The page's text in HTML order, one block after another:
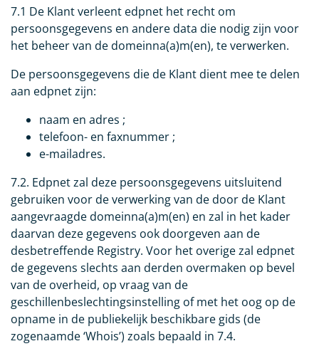
7.1 De Klant verleent edpnet het recht om
persoonsgegevens en andere data die nodig zijn voor
het beheer van de domeinna(a)m(en), te verwerken.
De persoonsgegevens die de Klant dient mee te delen
aan edpnet zijn:
naam en adres ;
telefoon- en faxnummer ;
e-mailadres.
7.2. Edpnet zal deze persoonsgegevens uitsluitend
gebruiken voor de verwerking van de door de Klant
aangevraagde domeinna(a)m(en) en zal in het kader
daarvan deze gegevens ook doorgeven aan de
desbetreffende Registry. Voor het overige zal edpnet
de gegevens slechts aan derden overmaken op bevel
van de overheid, op vraag van de
geschillenbeslechtingsinstelling of met het oog op de
opname in de publiekelijk beschikbare gids (de
zogenaamde ‘Whois’) zoals bepaald in 7.4.